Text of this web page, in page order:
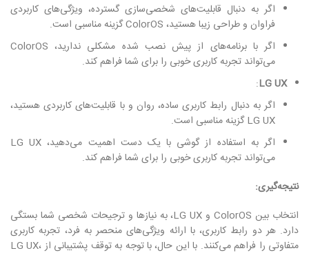
اگر به دنبال قابلیت‌های شخصی‌سازی گسترده، ویژگی‌های کاربردی
فراوان و طراحی زیبا هستید، ColorOS گزینه مناسبی است.
اگر با برنامه‌های از پیش نصب شده مشکلی ندارید، ColorOS
می‌تواند تجربه کاربری خوبی را برای شما فراهم کند.
LG UX
:
اگر به دنبال رابط کاربری ساده، روان و با قابلیت‌های کاربردی هستید،
LG UX گزینه مناسبی است.
اگر به استفاده از گوشی با یک دست اهمیت می‌دهید، LG UX
می‌تواند تجربه کاربری خوبی را برای شما فراهم کند.
نتیجه‌گیری:
انتخاب بین ColorOS و LG UX، به نیازها و ترجیحات شخصی شما بستگی
دارد. هر دو رابط کاربری، با ارائه ویژگی‌های منحصر به فرد، تجربه کاربری
متفاوتی را فراهم می‌کنند. با این حال، با توجه به توقف پشتیبانی از LG UX،